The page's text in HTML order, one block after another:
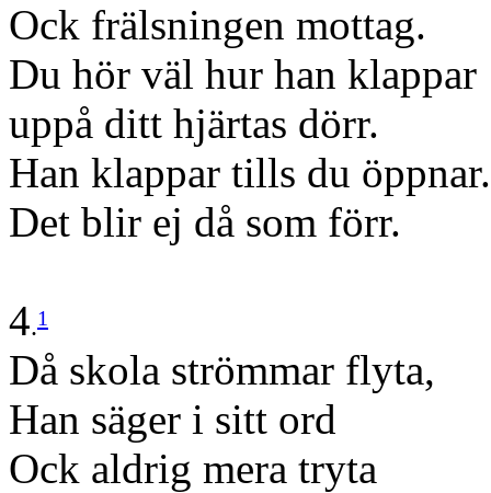
Ock frälsningen mottag.
Du hör väl hur han klappar
uppå ditt hjärtas dörr.
Han klappar tills du öppnar.
Det blir ej då som förr.
4.1
Då skola strömmar flyta,
Han säger i sitt ord
Ock aldrig mera tryta